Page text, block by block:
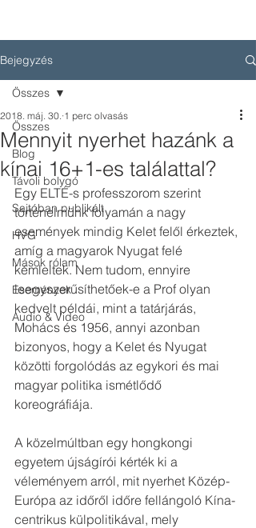
Bejegyzés
Összes
Blog
Távoli bolygó
Sajtóban publikált
HVG
Mások rólam
Események
Audio & Video
Összes
Mennyit nyerhet hazánk a
kínai 16+1-es találattal?
2018. máj. 30. 1 perc olvasás
Egy ELTÉ-s professzorom szerint
történelmünk folyamán a nagy
események mindig Kelet felől érkeztek,
amíg a magyarok Nyugat felé
kémleltek. Nem tudom, ennyire
leegyszerűsíthetőek-e a Prof olyan
kedvelt példái, mint a tatárjárás,
Mohács és 1956, annyi azonban
bizonyos, hogy a Kelet és Nyugat
közötti forgolódás az egykori és mai
magyar politika ismétlődő
koreográfiája.
A közelmúltban egy hongkongi
egyetem újságírói kérték ki a
véleményem arról, mit nyerhet Közép-
Európa az időről időre fellángoló Kína-
centrikus külpolitikával, mely